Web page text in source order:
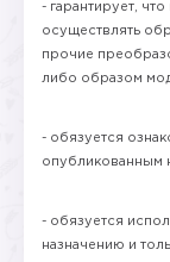
- гарантирует,
осуществлять
прочие
либо образом
- обязуется
опубликованным
- обязуется
назначению и